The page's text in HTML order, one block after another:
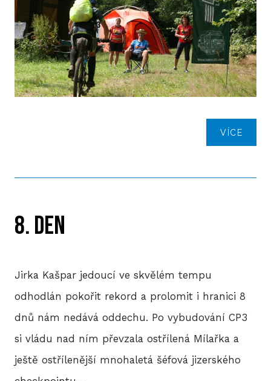
VÍCE
8. DEN
Jirka Kašpar jedoucí ve skvělém tempu
odhodlán pokořit rekord a prolomit i hranici 8
dnů nám nedává oddechu. Po vybudování CP3
si vládu nad ním převzala ostřílená Mílařka a
ještě ostřílenější mnohaletá šéfová jizerského